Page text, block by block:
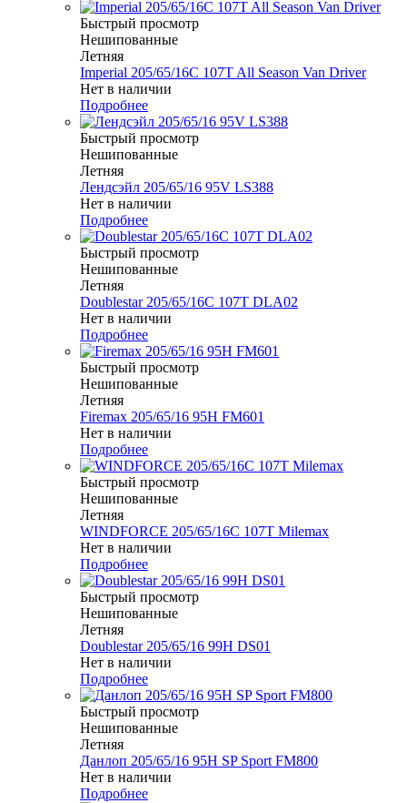
Быстрый просмотр
Нешипованные
Летняя
Imperial 205/65/16C 107T All Season Van Driver
Нет в наличии
Подробнее
Быстрый просмотр
Нешипованные
Летняя
Лендсэйл 205/65/16 95V LS388
Нет в наличии
Подробнее
Быстрый просмотр
Нешипованные
Летняя
Doublestar 205/65/16C 107T DLA02
Нет в наличии
Подробнее
Быстрый просмотр
Нешипованные
Летняя
Firemax 205/65/16 95H FM601
Нет в наличии
Подробнее
Быстрый просмотр
Нешипованные
Летняя
WINDFORCE 205/65/16C 107T Milemax
Нет в наличии
Подробнее
Быстрый просмотр
Нешипованные
Летняя
Doublestar 205/65/16 99H DS01
Нет в наличии
Подробнее
Быстрый просмотр
Нешипованные
Летняя
Данлоп 205/65/16 95H SP Sport FM800
Нет в наличии
Подробнее